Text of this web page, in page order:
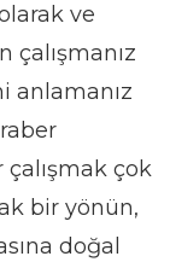
ve
anlamanız
çok
bir yönün,
doğal